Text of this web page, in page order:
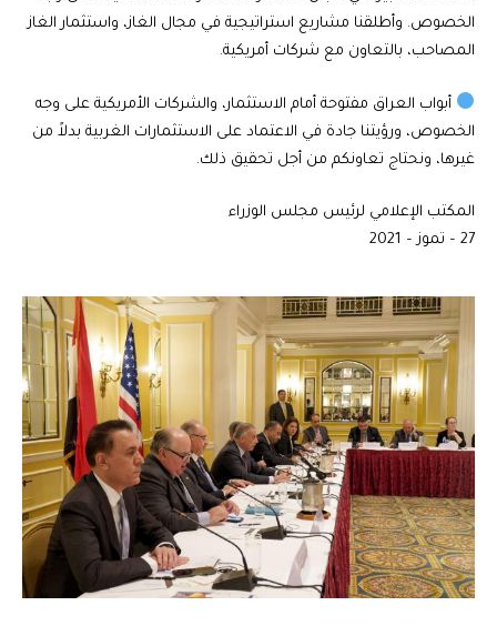
الخصوص. وأطلقنا مشاريع استراتيجية في مجال الغاز، واستثمار الغاز
المصاحب، بالتعاون مع شركات أمريكية.
أبواب العراق مفتوحة أمام الاستثمار، والشركات الأمريكية على وجه
الخصوص، ورؤيتنا جادة في الاعتماد على الاستثمارات الغربية بدلاً من
غيرها، ونحتاج تعاونكم من أجل تحقيق ذلك.
المكتب الإعلامي لرئيس مجلس الوزراء
27 – تموز – 2021